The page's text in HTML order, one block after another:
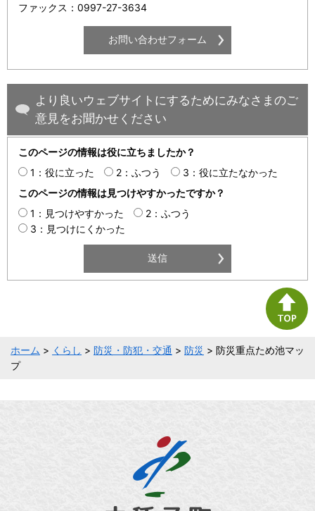
ファックス：0997-27-3634
より良いウェブサイトにするためにみなさまのご
意見をお聞かせください
このページの情報は役に立ちましたか？
1：役に立った
2：ふつう
3：役に立たなかった
このページの情報は見つけやすかったですか？
1：見つけやすかった
2：ふつう
3：見つけにくかった
ホーム > くらし > 防災・防犯・交通 > 防災 > 防災重点ため池マッ
プ